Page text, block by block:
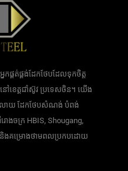
ផ្គត់ផ្គង់ដែកថែបដែលទុកចិត្ត
នៅខេត្តជាំស៊ូវ ប្រទេសចិន។ យើង
លោយ ដែកថែបសំណង់ បំពង់
ោងចក្រ HBIS, Shougang,
និងគម្រោងថាមពលប្រកបដោយ